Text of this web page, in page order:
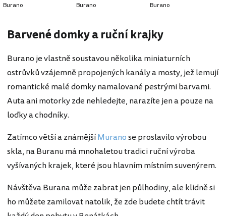
Burano Burano Burano
Barvené domky a ruční krajky
Burano je vlastně soustavou několika miniaturních
ostrůvků vzájemně propojených kanály a mosty, jež lemují
romantické malé domky namalované pestrými barvami.
Auta ani motorky zde nehledejte, narazíte jen a pouze na
loďky a chodníky.
Zatímco větší a známějšíMuranose proslavilo výrobou
skla, na Buranu má mnohaletou tradici ruční výroba
vyšívaných krajek, které jsou hlavním místním suvenýrem.
Návštěva Burana může zabrat jen půlhodiny, ale klidně si
ho můžete zamilovat natolik, že zde budete chtít trávit